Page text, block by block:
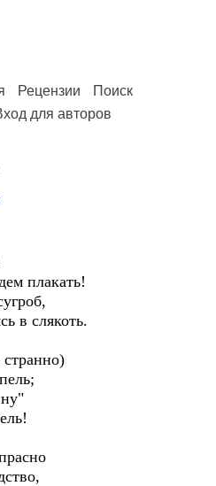
Рецензии
Поиск
для авторов
плакать!
в слякоть.